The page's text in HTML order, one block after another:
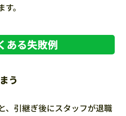
。
ある失敗例
う
、引継ぎ後にスタッフが退職